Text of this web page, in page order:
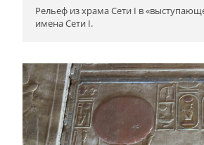
Рельеф из храма Сети I в
имена Сети I.